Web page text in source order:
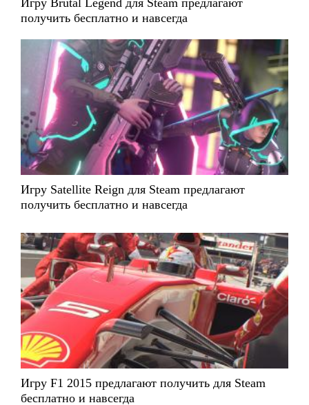
Игру Brutal Legend для Steam предлагают
получить бесплатно и навсегда
Игру Satellite Reign для Steam предлагают
получить бесплатно и навсегда
Игру F1 2015 предлагают получить для Steam
бесплатно и навсегда